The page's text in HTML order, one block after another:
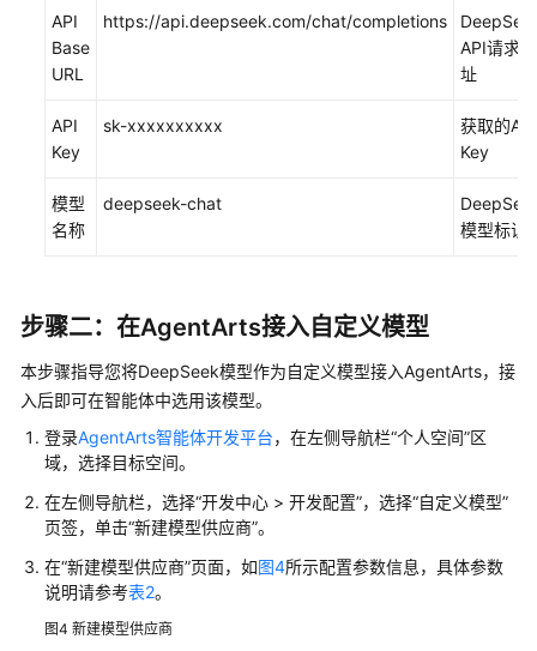
题
视
帮
助
文
档
用
参
考
产
品
术
语
责
API
Base
URL
https://api.deepseek.com/chat/completions
API请求地
址
API
Key
sk-xxxxxxxxxx
获取的API
Key
模型
名称
deepseek-chat
模型标识
步骤二：在AgentArts接入自定义模型
本步骤指导您将DeepSeek模型作为自定义模型接入AgentArts，接
入后即可在智能体中选用该模型。
登录AgentArts智能体开发平台，在左侧导航栏“个人空间”区
域，选择目标空间。
在左侧导航栏，选择“开发中心 > 开发配置”，选择“自定义模型”
页签，单击“新建模型供应商”。
在“新建模型供应商”页面，如图4所示配置参数信息，具体参数
说明请参考表2。
图4 新建模型供应商